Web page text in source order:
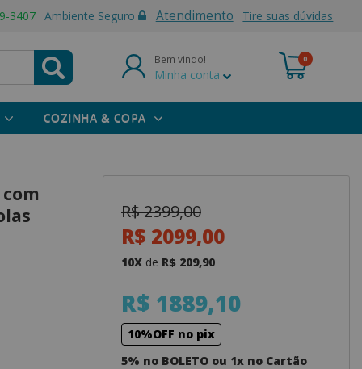
3407 Ambiente Seguro Atendimento Tire suas dúvidas
Bem vindo!
Minha conta
0
COZINHA & COPA
R$ 2399,00
R$ 2099,00
10X de R$ 209,90
R$ 1889,10
10%OFF no pix
5% no BOLETO ou 1x no Cartão